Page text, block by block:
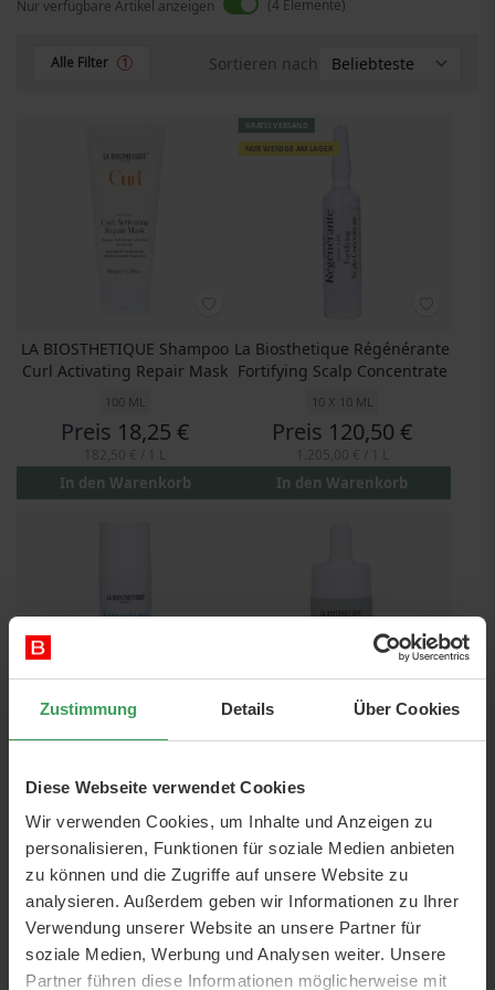
Zustimmung Details Über Cookies
Diese Webseite verwendet Cookies
Wir verwenden Cookies, um Inhalte und Anzeigen zu
personalisieren, Funktionen für soziale Medien anbieten
zu können und die Zugriffe auf unsere Website zu
analysieren. Außerdem geben wir Informationen zu Ihrer
Verwendung unserer Website an unsere Partner für
soziale Medien, Werbung und Analysen weiter. Unsere
Partner führen diese Informationen möglicherweise mit
Nur verfügbare Artikel anzeigen 4 Elemente
Alle Filter 1 Sortieren nach
LA BIOSTHETIQUE Shampoo
Curl Activating Repair Mask
100 ML
Preis 18,25 €
In den Warenkorb
GRATIS VERSAND
NUR WENIGE AM LAGER
La Biosthetique Régénérante
Fortifying Scalp Concentrate
10 X 10 ML
Preis 120,50 €
In den Warenkorb
La Biosthetique Structure
30 ML
Preis23,95 €
798,33 €/ 1 L
In den Warenkorb
La Biosthetique Restoring
Preis 22,75 €
1.516,67 €/ 1 L
In den Warenkorb